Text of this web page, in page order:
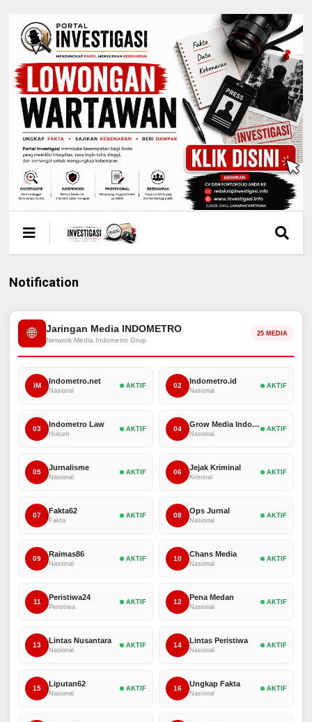
Notification
🌐 Jaringan Media INDOMETRO
Network Media Indometro Grup
25 MEDIA
IM
Indometro.net
Nasional
AKTIF 02
Indometro.id
Nasional
AKTIF
03
Indometro Law
Hukum
AKTIF 04
Grow Media Indonesia
Nasional
AKTIF
05
Jurnalisme
Nasional
AKTIF 06
Jejak Kriminal
Kriminal
AKTIF
07
Fakta62
Fakta
AKTIF 08
Ops Jurnal
Nasional
AKTIF
09
Raimas86
Nasional
AKTIF 10
Chans Media
Nasional
AKTIF
11
Peristiwa24
Peristiwa
AKTIF 12
Pena Medan
Nasional
AKTIF
13
Lintas Nusantara
Nasional
AKTIF 14
Lintas Peristiwa
Nasional
AKTIF
15
Liputan62
Nasional
AKTIF 16
Ungkap Fakta
Nasional
AKTIF